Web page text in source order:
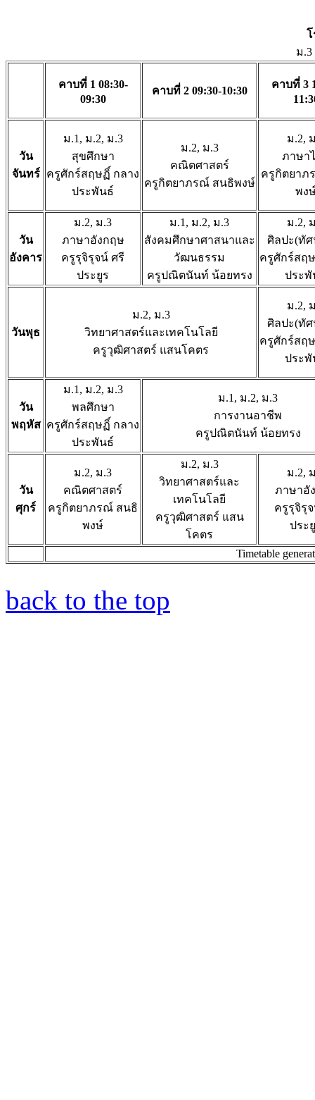
โ
ม.3
คาบที่ 1 08:30-
09:30
คาบที่ 2 09:30-10:30
คาบที่ 3
วัน
จันทร์
ม.1, ม.2, ม.3
สุขศึกษา
ครูศักร์สฤษฏิ์ กลาง
ประพันธ์
ม.2, ม.3
คณิตศาสตร์
ครูกิตยาภรณ์ สนธิพงษ์
ม.2,
ภาษา
ครูกิตยาภ
พง
วัน
อังคาร
ม.2, ม.3
ภาษาอังกฤษ
ครูรุจิรุจน์ ศรี
ประยูร
ม.1, ม.2, ม.3
สังคมศึกษาศาสนาและ
วัฒนธรรม
ครูปณิตนันท์ น้อยทรง
ม.2,
ศิลปะ(ทั
ครูศักร์สฤ
ประพั
วันพุธ
ม.2, ม.3
วิทยาศาสตร์และเทคโนโลยี
ครูวุฒิศาสตร์ แสนโคตร
ม.2,
ศิลปะ(ทั
ครูศักร์สฤ
ประพั
วัน
พฤหัส
ม.1, ม.2, ม.3
พลศึกษา
ครูศักร์สฤษฏิ์ กลาง
ประพันธ์
ม.1, ม.2, ม.3
การงานอาชีพ
ครูปณิตนันท์ น้อยทรง
วัน
ศุกร์
ม.2, ม.3
คณิตศาสตร์
ครูกิตยาภรณ์ สนธิ
พงษ์
ม.2, ม.3
วิทยาศาสตร์และ
เทคโนโลยี
ครูวุฒิศาสตร์ แสน
โคตร
ม.2,
ภาษาอั
ครูรุจิรุ
ประ
Timetable
back to the top